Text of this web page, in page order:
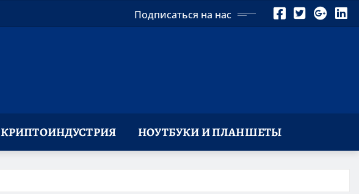
Подписаться на нас
КРИПТОИНДУСТРИЯ НОУТБУКИ И ПЛАНШЕТЫ